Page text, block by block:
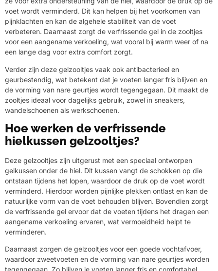
voet wordt verminderd. Dit kan helpen bij het voorkomen van
pijnklachten en kan de algehele stabiliteit van de voet
verbeteren. Daarnaast zorgt de verfrissende gel in de zooltjes
voor een aangename verkoeling, wat vooral bij warm weer of na
een lange dag voor extra comfort zorgt.
Verder zijn deze gelzooltjes vaak ook antibacterieel en
geurbestendig, wat betekent dat je voeten langer fris blijven en
de vorming van nare geurtjes wordt tegengegaan. Dit maakt de
zooltjes ideaal voor dagelijks gebruik, zowel in sneakers,
wandelschoenen als werkschoenen.
Hoe werken de verfrissende
hielkussen gelzooltjes?
Deze gelzooltjes zijn uitgerust met een speciaal ontworpen
gelkussen onder de hiel. Dit kussen vangt de schokken op die
ontstaan tijdens het lopen, waardoor de druk op de voet wordt
verminderd. Hierdoor worden pijnlijke plekken ontlast en kan de
natuurlijke vorm van de voet behouden blijven. Bovendien zorgt
de verfrissende gel ervoor dat de voeten tijdens het dragen een
aangename verkoeling ervaren, wat vermoeidheid helpt te
verminderen.
Daarnaast zorgen de gelzooltjes voor een goede vochtafvoer,
waardoor zweetvoeten en de vorming van nare geurtjes worden